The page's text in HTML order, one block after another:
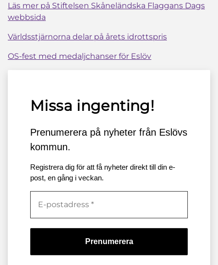
Läs mer på Stiftelsen Skåneländska Flaggans Dags
webbsida
Världsstjärnorna delar på årets idrottspris
OS-fest med medaljchanser för Eslöv
Missa ingenting!
Prenumerera på nyheter från Eslövs
kommun.
Registrera dig för att få nyheter direkt till din e-
post, en gång i veckan.